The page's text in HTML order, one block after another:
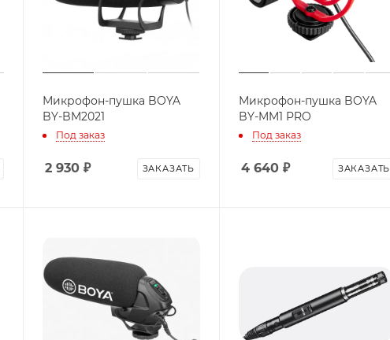
Микрофон-пушка BOYA
BY-BM2021
Под заказ
2 930 ₽ ЗАКАЗАТЬ
Микрофон-пушка BOYA
BY-MM1 PRO
Под заказ
4 640₽ ЗАКАЗАТЬ